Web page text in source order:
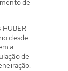
de
HUBER
desde
a
de